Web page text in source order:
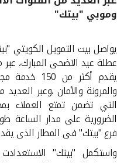
القنوات المصرفية
أدوات وخدمات
خدمات ما بعد البيع
اتصل بنا
وموبي "بيتك"
يواصل بيت التمويل الكويتي
عطلة عيد الاضحى المبارك، عبر
يقدم أكثر
والمرونة والأمان ،وعبر
التي تضمن تمتع العملاء
الضرورية على مدار الساعة
فرع "بيتك" فى المطار الذى يقدم
واستكمل "بيتك" الاستعدادت